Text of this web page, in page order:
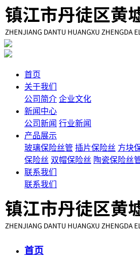
首页
关于我们
公司简介 企业文化
新闻中心
公司新闻 行业新闻
产品展示
玻璃保险丝管 插片保险丝 方块
保险丝 双帽保险丝 陶瓷保险丝
联系我们
联系我们
首页